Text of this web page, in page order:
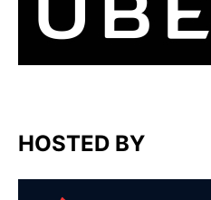
HOSTED BY